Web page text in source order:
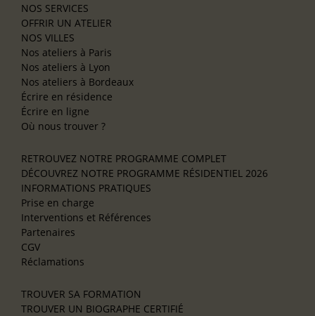
NOS SERVICES
OFFRIR UN ATELIER
NOS VILLES
Nos ateliers à Paris
Nos ateliers à Lyon
Nos ateliers à Bordeaux
Écrire en résidence
Écrire en ligne
Où nous trouver ?
RETROUVEZ NOTRE PROGRAMME COMPLET
DÉCOUVREZ NOTRE PROGRAMME RÉSIDENTIEL 2026
INFORMATIONS PRATIQUES
Prise en charge
Interventions et Références
Partenaires
CGV
Réclamations
TROUVER SA FORMATION
TROUVER UN BIOGRAPHE CERTIFIÉ